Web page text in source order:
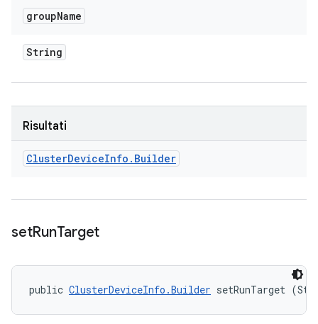
groupName
String
Risultati
ClusterDeviceInfo . Builder
setRunTarget
public ClusterDeviceInfo.Builder setRunTarget